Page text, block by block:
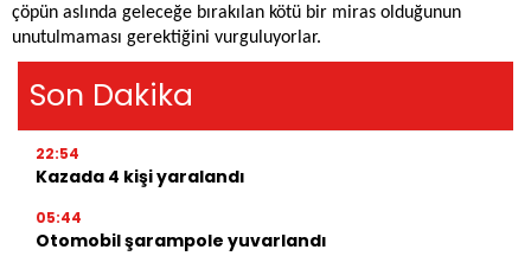
çöpün aslında geleceğe bırakılan kötü bir miras olduğunun
unutulmaması gerektiğini vurguluyorlar.
Son Dakika
22:54
Kazada 4 kişi yaralandı
05:44
Otomobil şarampole yuvarlandı